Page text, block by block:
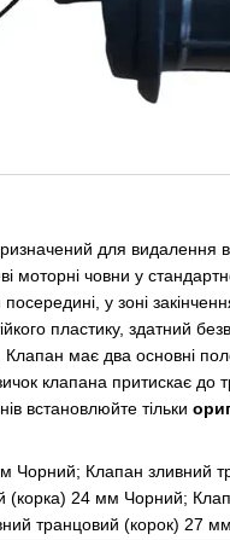
для видалення
моторні човни у
у зоні
пластику, здатний
має два основні
клапана притискає до
встановлюйте тільки
Чорний; Клапан зливний
(корка) 24 мм Чорний;
транцовий (корок) 27